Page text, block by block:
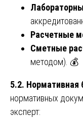
Расчетные
Сметные
методом). 💰
5.2. Нормативная
нормативных
эксперт: